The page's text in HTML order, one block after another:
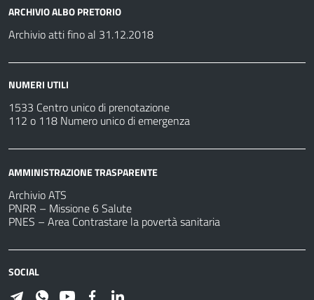
ARCHIVIO ALBO PRETORIO
Archivio atti fino al 31.12.2018
NUMERI UTILI
1533 Centro unico di prenotazione
112 o 118 Numero unico di emergenza
AMMINISTRAZIONE TRASPARENTE
Archivio ATS
PNRR – Missione 6 Salute
PNES – Area Contrastare la povertà sanitaria
SOCIAL